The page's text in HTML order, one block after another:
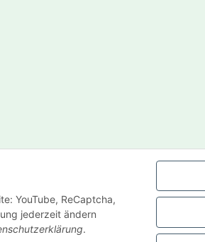
YouTube, ReCaptcha,
jederzeit ändern
.